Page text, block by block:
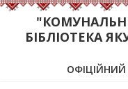
БІБЛІОТЕКА